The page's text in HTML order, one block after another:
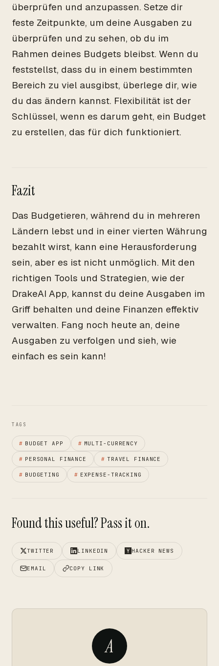
überprüfen und anzupassen. Setze dir
feste Zeitpunkte, um deine Ausgaben zu
überprüfen und zu sehen, ob du im
Rahmen deines Budgets bleibst. Wenn du
feststellst, dass du in einem bestimmten
Bereich zu viel ausgibst, überlege dir, wie
du das ändern kannst. Flexibilität ist der
Schlüssel, wenn es darum geht, ein Budget
zu erstellen, das für dich funktioniert.
Fazit
Das Budgetieren, während du in mehreren
Ländern lebst und in einer vierten Währung
bezahlt wirst, kann eine Herausforderung
sein, aber es ist nicht unmöglich. Mit den
richtigen Tools und Strategien, wie der
DrakeAI App, kannst du deine Ausgaben im
Griff behalten und deine Finanzen effektiv
verwalten. Fang noch heute an, deine
Ausgaben zu verfolgen und sieh, wie
einfach es sein kann!
TAGS
# BUDGET APP # MULTI-CURRENCY
# PERSONAL FINANCE # TRAVEL FINANCE
# BUDGETING # EXPENSE-TRACKING
Found this useful? Pass it on.
TWITTER LINKEDIN HACKER NEWS
EMAIL COPY LINK
A